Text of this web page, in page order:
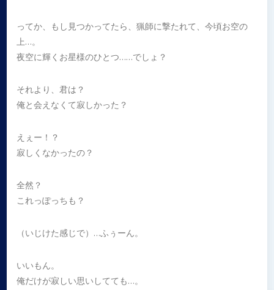
ってか、もし見つかってたら、猟師に撃たれて、今頃お空の
上…。
夜空に輝くお星様のひとつ……でしょ？
それより、君は？
俺と会えなくて寂しかった？
えぇー！？
寂しくなかったの？
全然？
これっぽっちも？
（いじけた感じで）…ふぅーん。
いいもん。
俺だけが寂しい思いしてても…。